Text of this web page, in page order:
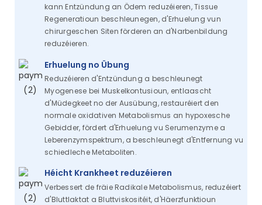
kann Entzündung an Ödem reduzéieren, Tissue
Regeneratioun beschleunegen, d'Erhuelung vun
chirurgeschen Siten förderen an d'Narbenbildung
reduzéieren.
Erhuelung no Übung
Reduzéieren d'Entzündung a beschleunegt
Myogenese bei Muskelkontusioun, entlaascht
d'Müdegkeet no der Ausübung, restauréiert den
normale oxidativen Metabolismus an hypoxesche
Gebidder, fördert d'Erhuelung vu Serumenzyme a
Leberenzymspektrum, a beschleunegt d'Entfernung vu
schiedleche Metaboliten.
Héicht Krankheet reduzéieren
Verbessert de fräie Radikale Metabolismus, reduzéiert
d'Bluttlaktat a Bluttviskositéit, d'Häerzfunktioun